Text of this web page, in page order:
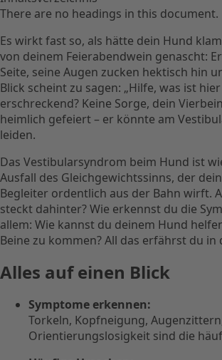
There are no headings in this document.
Es wirkt fast so, als hätte dein Hund
von deinem Feierabendwein genascht:
Seite, seine Augen zucken hektisch hin
Blick scheint zu sagen: „Hilfe, was ist
erschreckend? Keine Sorge, dein
heimlich gefeiert – er könnte am
leiden.
Das Vestibularsyndrom beim Hund ist
Ausfall des Gleichgewichtssinns, der
Begleiter ordentlich aus der Bahn wirft.
steckt dahinter? Wie erkennst du die
allem: Wie kannst du deinem Hund
Beine zu kommen? All das erfährst du in
Alles auf einen Blick
Symptome erkennen:
Torkeln, Kopfneigung,
Orientierungslosigkeit sind die